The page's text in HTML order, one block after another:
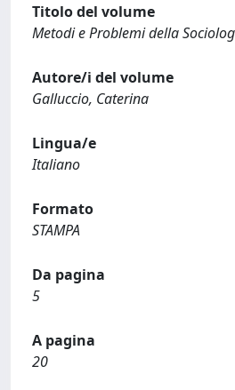
Titolo del volume
Metodi e Problemi della
Autore/i del volume
Galluccio, Caterina
Lingua/e
Italiano
Formato
STAMPA
Da pagina
5
A pagina
20